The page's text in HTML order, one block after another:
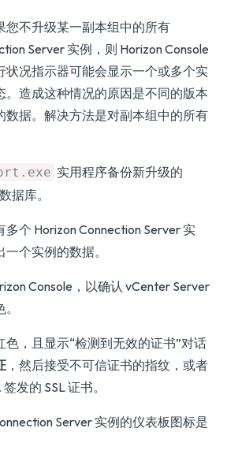
您不升级某一副本组中的所有
Server 实例，则 Horizon Console
状况指示器可能会显示一个或多个实
。造成这种情况的原因是不同的版本
数据。解决方法是对副本组中的所有
实用程序备份新升级的
据库。
个 Horizon Connection Server 实
个实例的数据。
Console，以确认 vCenter Server
色，且显示“检测到无效的证书”对话
，然后接受不可信证书的指纹，或者
发的 SSL 证书。
Server 实例的仪表板图标是